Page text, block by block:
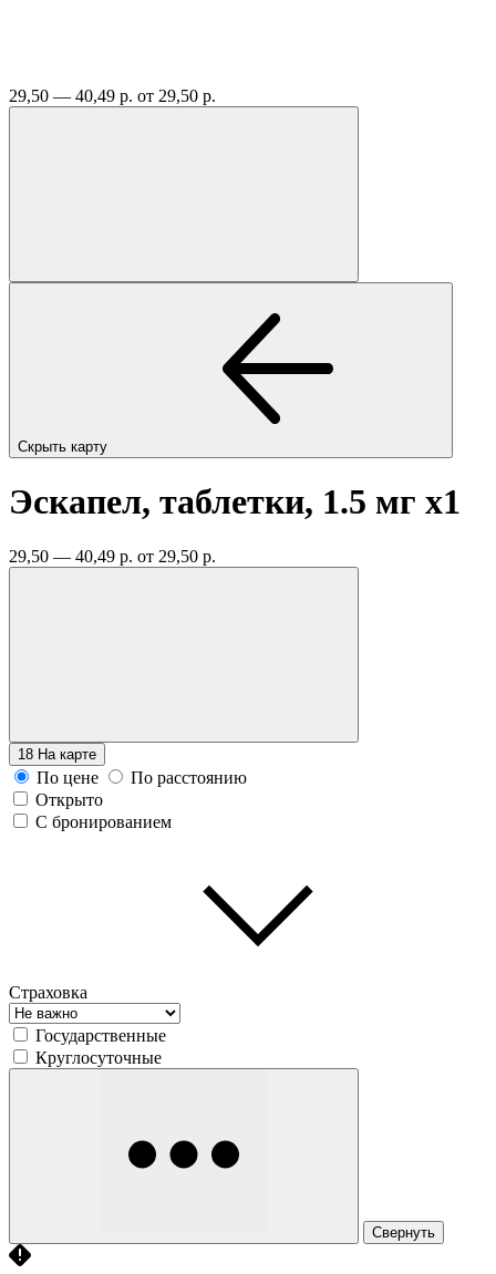
29,50 — 40,49 р. от 29,50 р.
Скрыть карту
Эскапел, таблетки, 1.5 мг x1
29,50 — 40,49 р. от 29,50 р.
18 На карте
По цене
По расстоянию
Открыто
С бронированием
Страховка
Государственные
Круглосуточные
Свернуть